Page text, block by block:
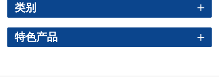
类别
特色产品